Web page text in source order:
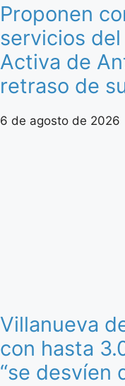
Proponen
servicios
Activa de
retraso de
6 de agosto de 2026
Villanueva
con hasta
“se desvíen